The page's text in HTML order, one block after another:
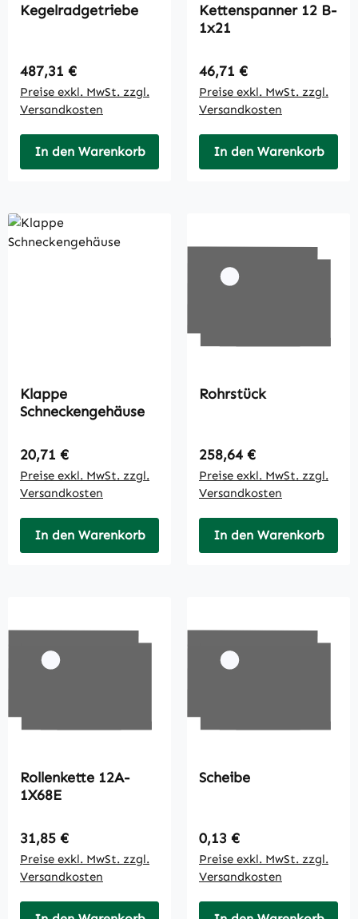
Kegelradgetriebe
Regulärer Preis:
487,31 €
Preise exkl. MwSt. zzgl.
Versandkosten
In den Warenkorb
Kettenspanner 12 B-
1x21
Regulärer Preis:
46,71 €
Preise exkl. MwSt. zzgl.
Versandkosten
In den Warenkorb
Klappe
Schneckengehäuse
Regulärer Preis:
20,71 €
Preise exkl. MwSt. zzgl.
Versandkosten
In den Warenkorb
Rohrstück
Regulärer Preis:
258,64 €
Preise exkl. MwSt. zzgl.
Versandkosten
In den Warenkorb
Rollenkette 12A-
1X68E
Regulärer Preis:
31,85 €
Preise exkl. MwSt. zzgl.
Versandkosten
Scheibe
Regulärer Preis:
0,13 €
Preise exkl. MwSt. zzgl.
Versandkosten